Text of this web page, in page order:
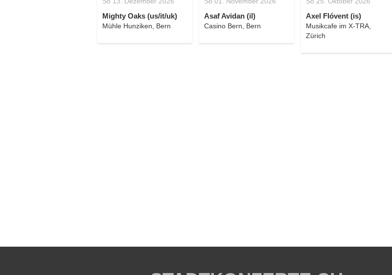
Mighty Oaks (us/it/uk)
Mühle Hunziken, Bern
Asaf Avidan (il)
Casino Bern, Bern
Axel Flóvent (is)
Musikcafe im X-TRA,
Zürich